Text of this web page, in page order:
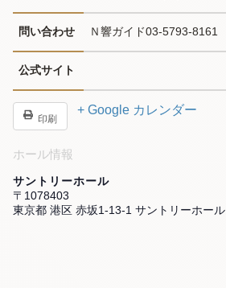
問い合わせ Ｎ響ガイド03-5793-8161
公式サイト
印刷
+ Google カレンダー
ホール情報
サントリーホール
〒1078403
東京都 港区 赤坂1-13-1 サントリーホール